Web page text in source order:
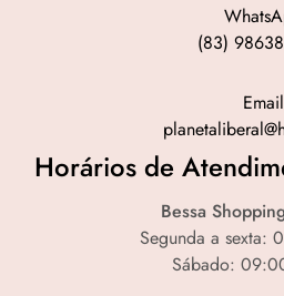
(83)
Horários de
Bessa
Segunda a sexta:
Sábado: